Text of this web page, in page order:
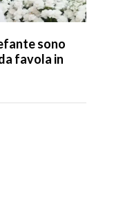
sono
favola in